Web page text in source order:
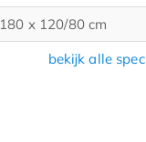
180 x 120/80 cm
bekijk alle